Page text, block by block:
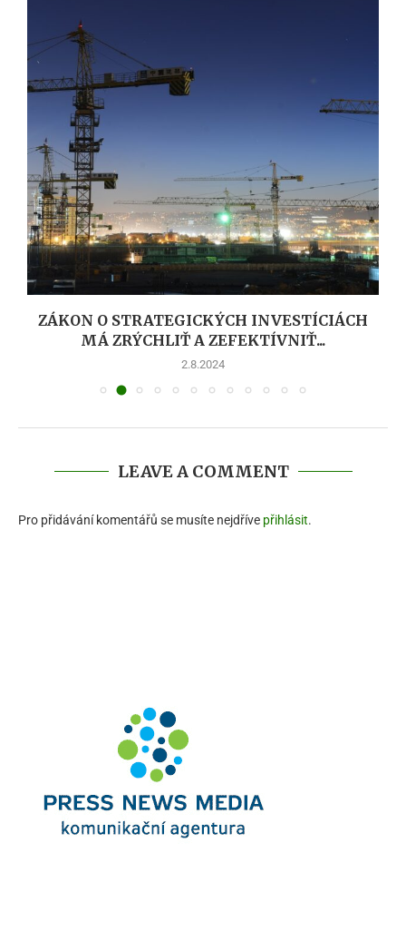
UĽAHČÍ NOVÁ DEKARBONIZAČNÁ VÝZVA
ZAVÁDZANIE NOVÝCH TECHNOLÓGIÍ?
31.7.2024
LEAVE A COMMENT
Pro přidávání komentářů se musíte nejdříve přihlásit.